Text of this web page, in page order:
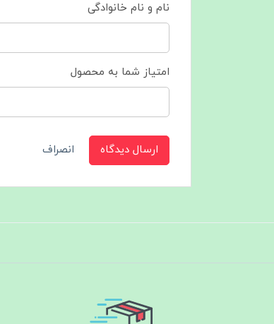
نام و نام خانوادگی
امتیاز شما به محصول
ارسال دیدگاه انصراف